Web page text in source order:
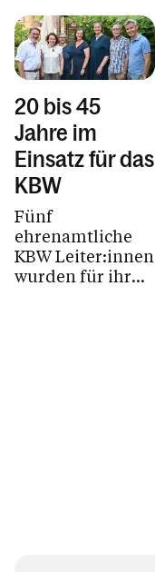
20 bis 45
Jahre im
Einsatz für das
KBW
Fünf
ehrenamtliche
KBW Leiter:innen
wurden für ihr